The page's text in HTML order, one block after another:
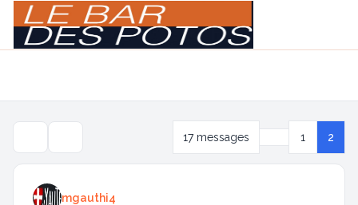
17 messages Précédente
1 2
mgauthi4